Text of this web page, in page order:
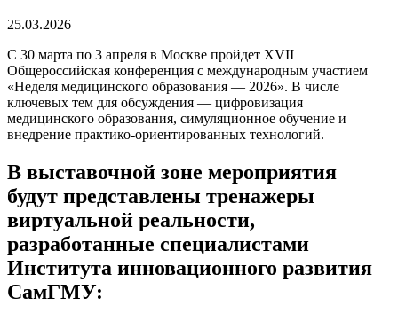
25.03.2026
С 30 марта по 3 апреля в Москве пройдет XVII
Общероссийская конференция с международным участием
«Неделя медицинского образования — 2026». В числе
ключевых тем для обсуждения — цифровизация
медицинского образования, симуляционное обучение и
внедрение практико‑ориентированных технологий.
В выставочной зоне мероприятия
будут представлены тренажеры
виртуальной реальности,
разработанные специалистами
Института инновационного развития
СамГМУ: